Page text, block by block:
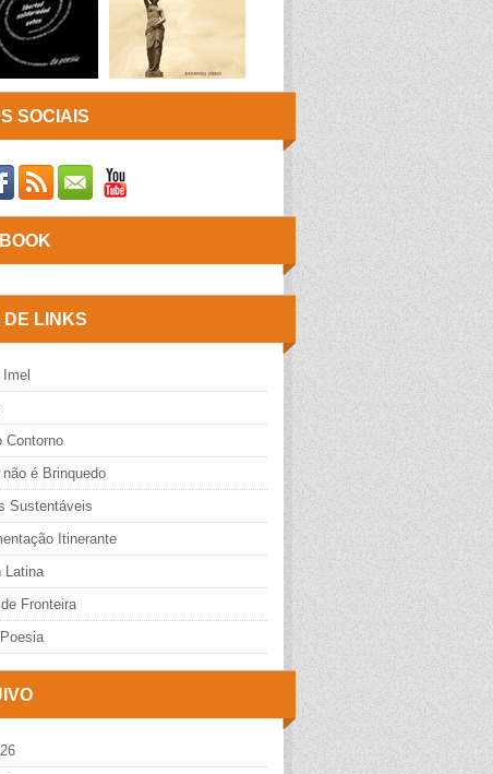
SOCIAIS
DE LINKS
Contorno
é Brinquedo
Sustentáveis
Itinerante
Latina
Fronteira